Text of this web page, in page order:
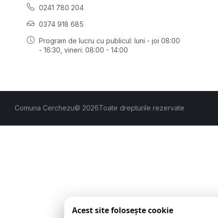
0241 780 204
0374 918 685
Program de lucru cu publicul: luni - joi 08:00
- 16:30 , vineri: 08:00 - 14:00
Comuna Cerchezu© 2026Toate drepturile rezervate
Acest site folosește cookie